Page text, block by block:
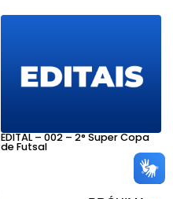
EDITAL – 002 – 2° Super Copa
de Futsal